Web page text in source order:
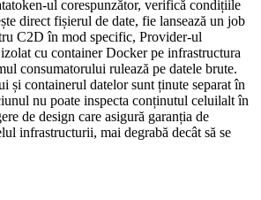
ul corespunzător, verifică condițiile
direct fișierul de date, fie lansează un job
C2D în mod specific, Provider-ul
cu container Docker pe infrastructura
consumatorului rulează pe datele brute.
și containerul datelor sunt ținute separat în
nu poate inspecta conținutul celuilalt în
de design care asigură garanția de
infrastructurii, mai degrabă decât să se